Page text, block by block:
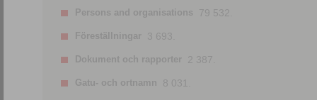
Persons and organisations 79 532.
Föreställningar 3 693.
Dokument och rapporter 2 387.
Gatu- och ortnamn 8 031.